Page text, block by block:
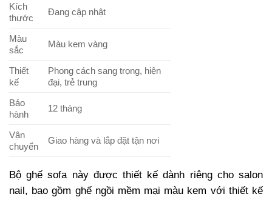
Kích
thước
Đang cập nhật
Màu
sắc
Màu kem vàng
Thiết
kế
Phong cách sang trọng, hiện
đại, trẻ trung
Bảo
hành
12 tháng
Vận
chuyển
Giao hàng và lắp đặt tận nơi
Bộ ghế sofa này được thiết kế dành riêng cho salon
nail, bao gồm ghế ngồi mềm mại màu kem với thiết kế